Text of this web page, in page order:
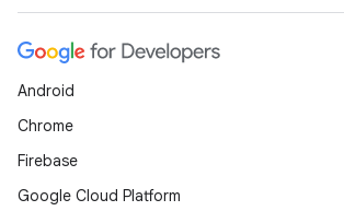
Android
Chrome
Firebase
Google Cloud Platform